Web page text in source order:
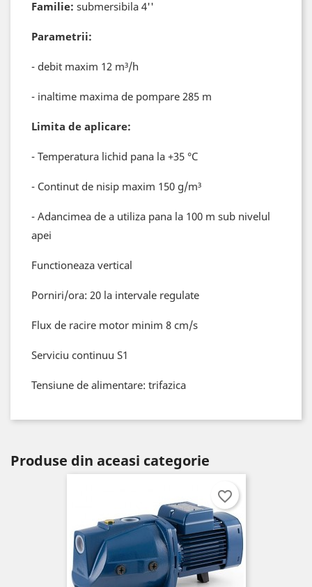
Familie: submersibila 4''
Parametrii:
- debit maxim 12 m³/h
- inaltime maxima de pompare 285 m
Limita de aplicare:
- Temperatura lichid pana la +35 °C
- Continut de nisip maxim 150 g/m³
- Adancimea de a utiliza pana la 100 m sub nivelul
apei
Functioneaza vertical
Porniri/ora: 20 la intervale regulate
Flux de racire motor minim 8 cm/s
Serviciu continuu S1
Tensiune de alimentare: trifazica
Produse din aceasi categorie
favorite_border